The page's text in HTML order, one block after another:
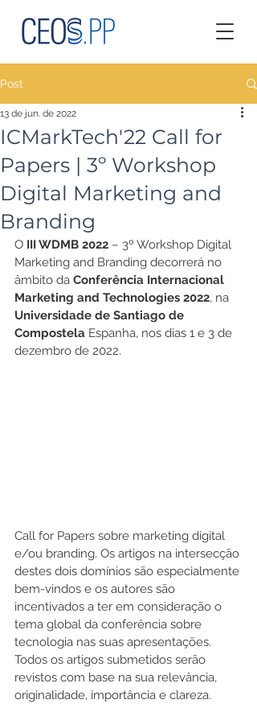
Post
ICMarkTech'22 Call for
Papers | 3º Workshop
Digital Marketing and
Branding
13 de jun. de 2022
O III WDMB 2022 – 3º Workshop Digital
Marketing and Branding decorrerá no
âmbito da Conferência Internacional
Marketing and Technologies 2022, na
Universidade de Santiago de
Compostela Espanha, nos dias 1 e 3 de
dezembro de 2022.
Call for Papers sobre marketing digital
e/ou branding. Os artigos na intersecção
destes dois domínios são especialmente
bem-vindos e os autores são
incentivados a ter em consideração o
tema global da conferência sobre
tecnologia nas suas apresentações.
Todos os artigos submetidos serão
revistos com base na sua relevância,
originalidade, importância e clareza.